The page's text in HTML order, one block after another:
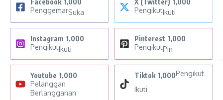
PenggemarSuka
PengikutIkuti
Instagram 1,000
PengikutIkuti
Pinterest 1,000
PengikutPin
Youtube 1,000
Pelanggan
Berlangganan
Tiktok 1,000Pengikut
Ikuti